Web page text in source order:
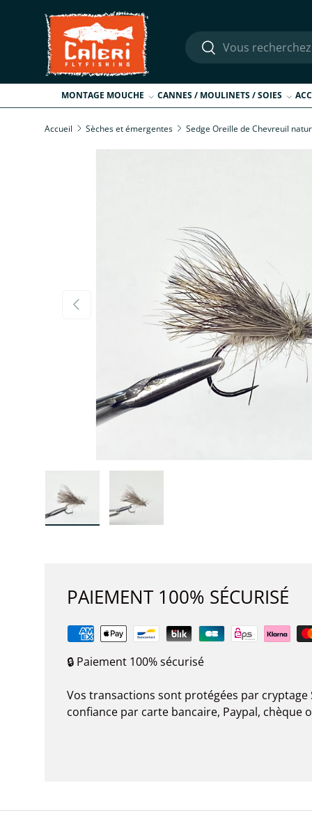
Aller au contenu
Recherche
Rechercher
MONTAGE MOUCHE CANNES / MOULINETS / SOIES
Accueil Sèches et émergentes Sedge Oreille de Chevreuil
Précédent
PAIEMENT 100% SÉCURISÉ
🔒 Paiement 100% sécurisé
Vos transactions sont protégées par cryptage
confiance par carte bancaire, Paypal, chèque